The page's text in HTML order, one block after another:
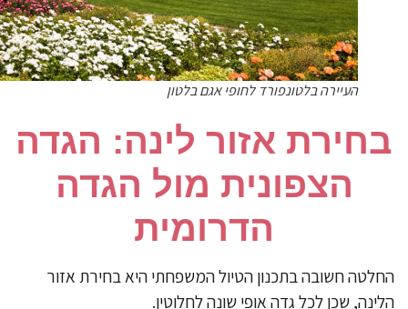
העיירה בלטונפורד לחופי אגם בלטון
אזור לינה: הגדה
הצפונית מול הגדה
הדרומית
חשובה בתכנון הטיול המשפחתי היא בחירת אזור
שכן לכל גדה אופי שונה לחלוטין.